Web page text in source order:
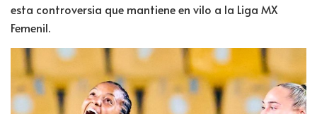
esta controversia que mantiene en vilo a la Liga MX
Femenil.